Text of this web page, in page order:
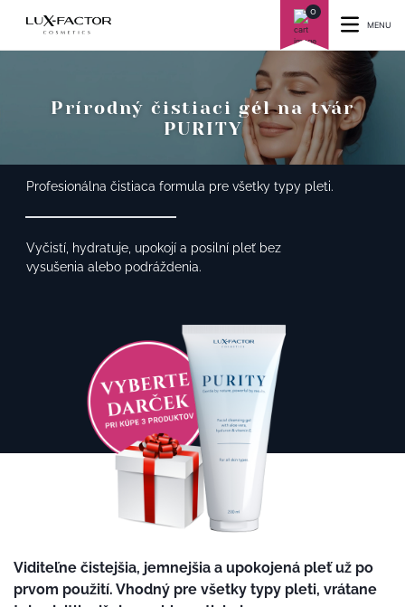
0
MENU
Prírodný čistiaci gél na tvár
PURITY
Profesionálna čistiaca formula pre všetky typy pleti.
Vyčistí, hydratuje, upokojí a posilní pleť bez
vysušenia alebo podráždenia.
Viditeľne čistejšia, jemnejšia a upokojená pleť už po
prvom použití. Vhodný pre všetky typy pleti, vrátane